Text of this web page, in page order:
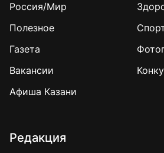
Россия/Мир
Полезное
Газета
Вакансии
Афиша Казани
Редакция